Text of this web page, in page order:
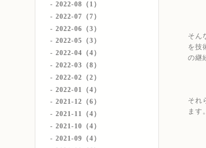
2022-08（1）
2022-07（7）
2022-06（3）
2022-05（3）
2022-04（4）
2022-03（8）
2022-02（2）
2022-01（4）
2021-12（6）
2021-11（4）
2021-10（4）
2021-09（4）
そん
を技
の継
それ
ます